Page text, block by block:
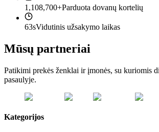
1,108,700+Parduota dovanų kortelių
63sVidutinis užsakymo laikas
Mūsų partneriai
Patikimi prekės ženklai ir įmonės, su kuriomis
pasaulyje.
Kategorijos